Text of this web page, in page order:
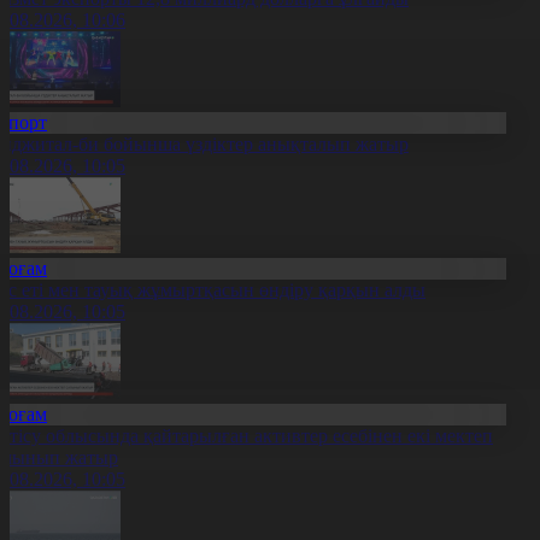
10:06
би бойынша үздіктер анықталып жатыр
10:05
еті мен тауық жұмыртқасын өндіру қарқын алды
10:05
облысында қайтарылған активтер есебінен екі мектеп
жатыр
10:05